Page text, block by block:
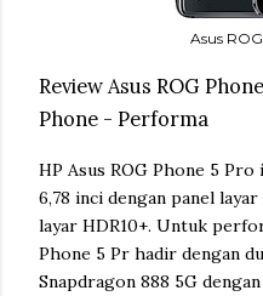
Asus
Review Asus ROG
Phone - Performa
HP Asus ROG Phone 5
6,78 inci dengan panel
layar HDR10+. Untuk
Phone 5 Pr hadir dengan
Snapdragon 888 5G